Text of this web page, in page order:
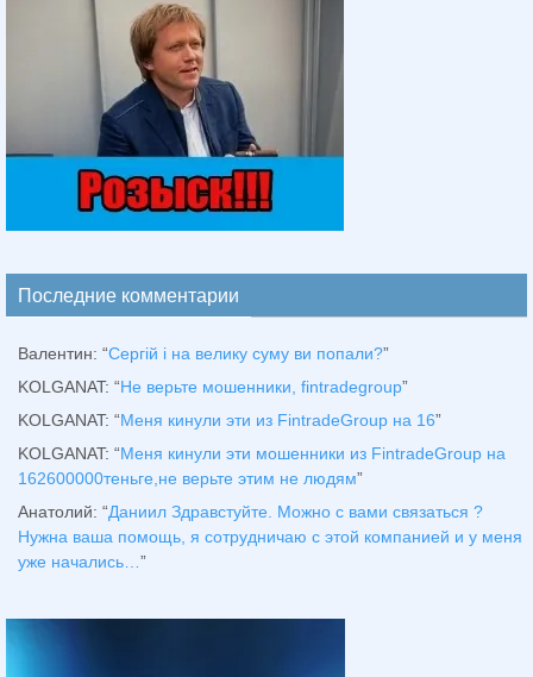
Последние комментарии
Валентин: “Сергій і на велику суму ви попали?”
KOLGANAT: “Не верьте мошенники, fintradegroup”
KOLGANAT: “Меня кинули эти из FintradeGroup на 16”
KOLGANAT: “Меня кинули эти мошенники из FintradeGroup на
162600000теньге,не верьте этим не людям”
Анатолий: “Даниил Здравстуйте. Можно с вами связаться ?
Нужна ваша помощь, я сотрудничаю с этой компанией и у меня
уже начались… ”